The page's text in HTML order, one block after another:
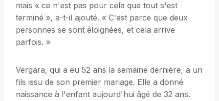
mais « ce n'est pas pour cela que tout s'est
terminé », a-t-il ajouté. « C'est parce que deux
personnes se sont éloignées, et cela arrive
parfois. »
Vergara, qui a eu 52 ans la semaine dernière, a un
fils issu de son premier mariage. Elle a donné
naissance à l'enfant aujourd'hui âgé de 32 ans.